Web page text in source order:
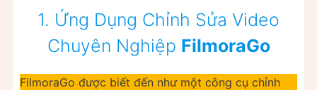
1. Ứng Dụng Chỉnh Sửa Video
Chuyên Nghiệp FilmoraGo
FilmoraGo được biết đến như một công cụ chỉnh